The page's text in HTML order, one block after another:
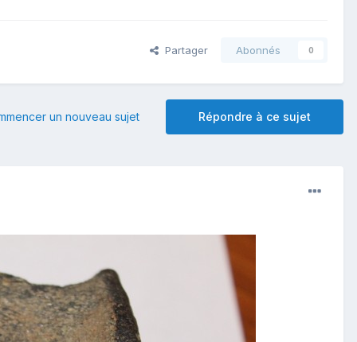
Partager Abonnés 0
Répondre à ce sujet
un nouveau sujet